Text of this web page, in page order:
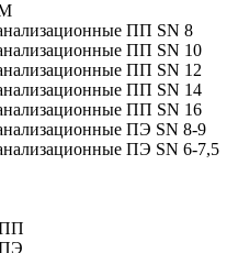
ПП SN 8
ПП SN 10
ПП SN 12
ПП SN 14
ПП SN 16
ПЭ SN 8-9
ПЭ SN 6-7,5
ПП
ПЭ